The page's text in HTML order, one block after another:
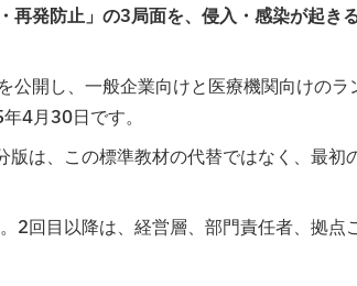
再発防止」の3局面を、侵入・感染が起き
開し、一般企業向けと医療機関向けのラ
4月30日です。
は、この標準教材の代替ではなく、最初
2回目以降は、経営層、部門責任者、拠点